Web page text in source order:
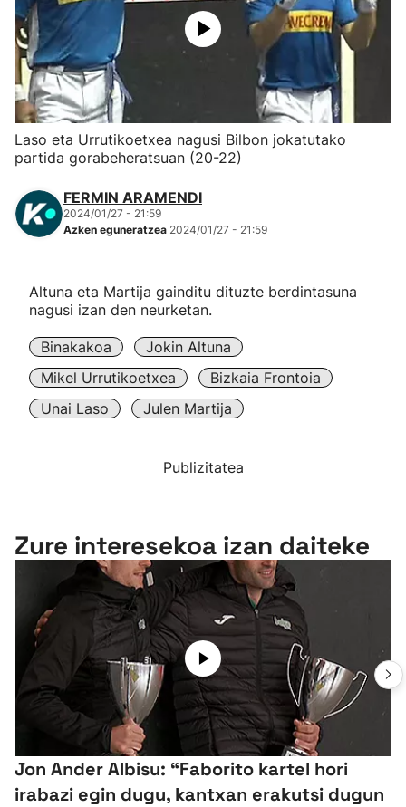
Herri-kirolak
Eskubaloia
Kirolak 360
Mendi-lasterketak
Laso eta Urrutikoetxea nagusi Bilbon jokatutako
partida gorabeheratsuan (20-22)
FERMIN ARAMENDI
2024/01/27 - 21:59
Azken eguneratzea 2024/01/27 - 21:59
Altuna eta Martija gainditu dituzte berdintasuna
nagusi izan den neurketan.
Binakakoa
Jokin Altuna
Mikel Urrutikoetxea
Bizkaia Frontoia
Unai Laso
Julen Martija
Publizitatea
Zure interesekoa izan daiteke
Jon Ander Albisu: “Faborito kartel hori
irabazi egin dugu, kantxan erakutsi dugun